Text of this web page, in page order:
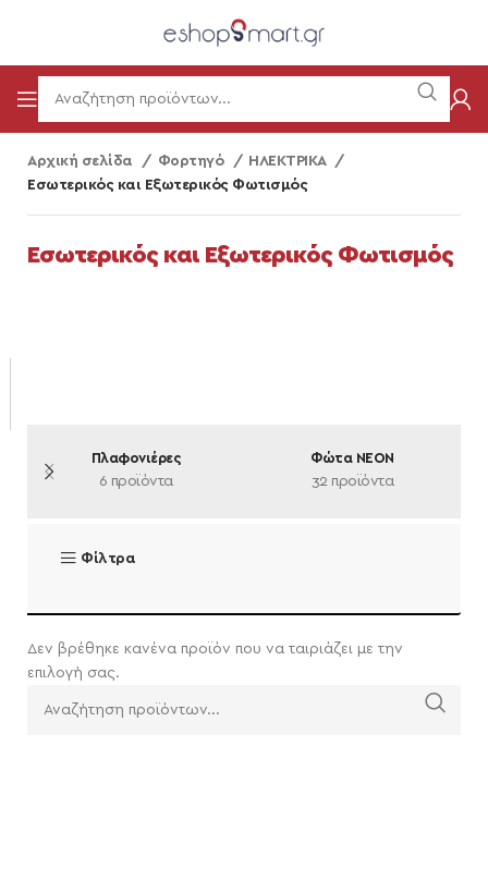
Αρχική σελίδα Φορτηγό
ΗΛΕΚΤΡΙΚΑ
Εσωτερικός και Εξωτερικός Φωτισμός
Εσωτερικός και Εξωτερικός Φωτισμός
Πλαφονιέρες
6 προϊόντα
Φώτα NEON
32 προϊόντα
Φίλτρα
Δεν βρέθηκε κανένα προϊόν που να ταιριάζει με την
επιλογή σας.